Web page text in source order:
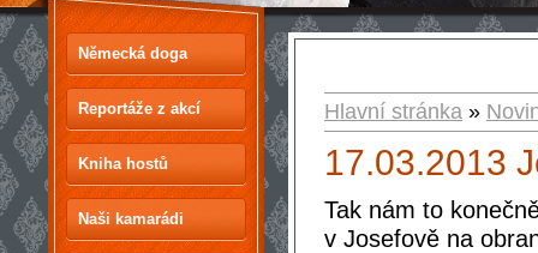
Německá doga
Reportáže z akcí
Kniha hostů
Naši kamarádi
Hlavní stránka »
17.03.2013
Tak nám to
v Josefově na